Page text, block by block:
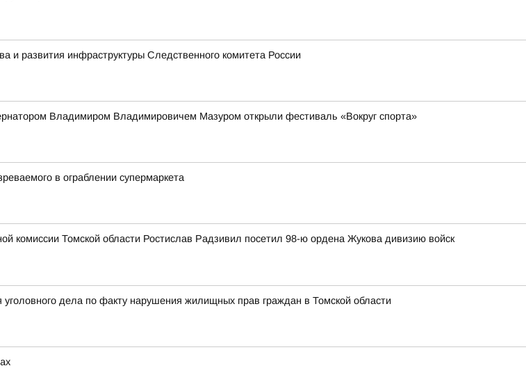
развития инфраструктуры Следственного комитета России
Владимиром Владимировичем Мазуром открыли фестиваль «Вокруг спорта»
в ограблении супермаркета
комиссии Томской области Ростислав Радзивил посетил 98-ю ордена Жукова дивизию войск
дела по факту нарушения жилищных прав граждан в Томской области